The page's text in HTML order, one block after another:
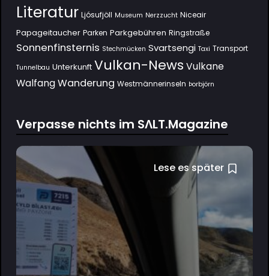
Literatur Ljósufjöll Museum Nerzzucht Niceair
Papageitaucher Parken Parkgebühren Ringstraße
Sonnenfinsternis Stechmücken Svartsengi Taxi Transport
Tunnelbau Unterkunft Vulkan-News Vulkane
Walfang Wanderung Westmännerinseln Þorbjörn
Verpasse nichts im SΛLT.Magazine
Lese es später